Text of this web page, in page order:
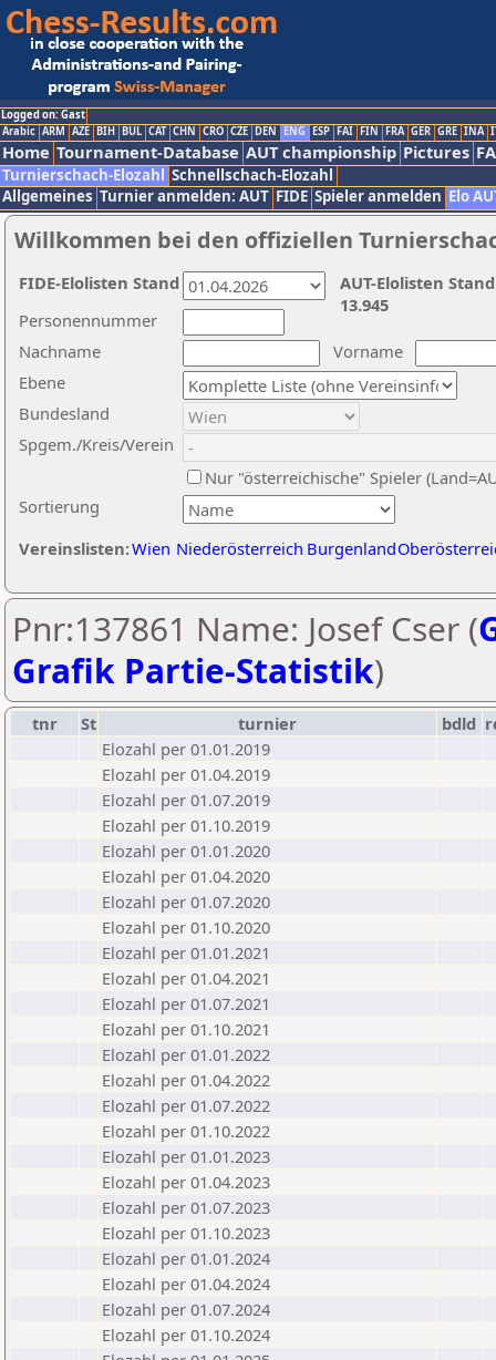
Logged on: Gast
Arabic ARM AZE BIH BUL CAT CHN CRO CZE DEN ENG ESP FAI FIN FRA GER GRE INA
Home Tournament-Database AUT championship Pictures
Turnierschach-Elozahl Schnellschach-Elozahl
Allgemeines Turnier anmelden: AUT FIDE Spieler anmelden Elo
Willkommen bei den offiziellen
Nachname
Vorname
Ebene
Sortierung
Personennummer
Bundesland
Spgem./Kreis/Verein
Nur "österreichische" Spieler
Vereinslisten:Wien Niederösterreich Burgenland
AUT-Elolisten
13.945
FIDE-Elolisten Stand
Pnr:137861 Name: Josef Cser (
Grafik Partie-Statistik)
tnr St turnier bdld
Elozahl per 01.01.2019
Elozahl per 01.04.2019
Elozahl per 01.07.2019
Elozahl per 01.10.2019
Elozahl per 01.01.2020
Elozahl per 01.04.2020
Elozahl per 01.07.2020
Elozahl per 01.10.2020
Elozahl per 01.01.2021
Elozahl per 01.04.2021
Elozahl per 01.07.2021
Elozahl per 01.10.2021
Elozahl per 01.01.2022
Elozahl per 01.04.2022
Elozahl per 01.07.2022
Elozahl per 01.10.2022
Elozahl per 01.01.2023
Elozahl per 01.04.2023
Elozahl per 01.07.2023
Elozahl per 01.10.2023
Elozahl per 01.01.2024
Elozahl per 01.04.2024
Elozahl per 01.07.2024
Elozahl per 01.10.2024